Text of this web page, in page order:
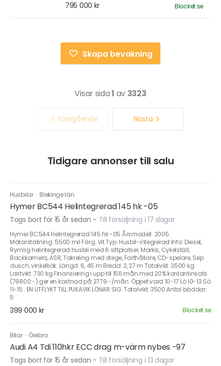
795 000 kr Blocket.se
Skapa bevakning
Visar sida1 av 3323
Föregående Nästa
Tidigare annonser till salu
Husbilar · Blekinge län
Hymer BC544 Helintegrerad 145 hk -05
Togs bort för 15 år sedan - Till försäljning i 17 dagar
Hymer BC544 Helintegrerad 145 hk -05 Årsmodell: 2005
Mätarställning: 5500 mil Färg: Vit Typ: Husbil-integrerad Info: Diesel,
Rymlig helintegrerad husbil med 6 sittplatser, Markis, Cykelställ,
Backkamera, ASR, Takreling med stege, Farthållare, CD-spelare, Sep
dusch, vinkelkök. Längd: 6, 45 m Bredd: 2, 27 m Totalvikt: 3500 kg
Lastvikt: 730 kg Finansiering i upp till 156 mån med 20% kontantinsats
(79800:-) ger en kostnad på 2779:-/mån. Öppet vard 10-17 Lö 10-13 Sö
11-15 . EN UTFLYKT TILL PUKAVIK LÖNAR SIG. Totalvikt: 3500 Antal bäddar:
5
399 000 kr Blocket.se
Bilar · Örebro
Audi A4 Tdi 110hkr ECC drag m-värm nybes -97
Togs bort för 15 år sedan - Till försäljning i 13 dagar